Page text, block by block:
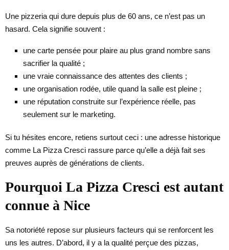
Une pizzeria qui dure depuis plus de 60 ans, ce n’est pas un
hasard. Cela signifie souvent :
une carte pensée pour plaire au plus grand nombre sans
sacrifier la qualité ;
une vraie connaissance des attentes des clients ;
une organisation rodée, utile quand la salle est pleine ;
une réputation construite sur l’expérience réelle, pas
seulement sur le marketing.
Si tu hésites encore, retiens surtout ceci : une adresse historique
comme La Pizza Cresci rassure parce qu’elle a déjà fait ses
preuves auprès de générations de clients.
Pourquoi La Pizza Cresci est autant
connue à Nice
Sa notoriété repose sur plusieurs facteurs qui se renforcent les
uns les autres. D’abord, il y a la qualité perçue des pizzas,